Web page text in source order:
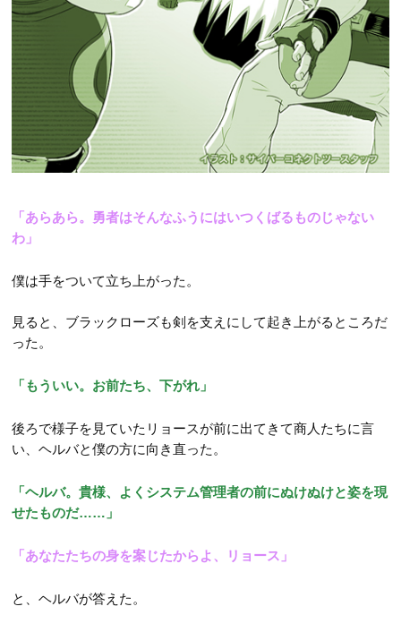
「あらあら。勇者はそんなふうにはいつくばるものじゃない
わ」
僕は手をついて立ち上がった。
見ると、ブラックローズも剣を支えにして起き上がるところだ
った。
「もういい。お前たち、下がれ」
後ろで様子を見ていたリョースが前に出てきて商人たちに言
い、ヘルバと僕の方に向き直った。
「ヘルバ。貴様、よくシステム管理者の前にぬけぬけと姿を現
せたものだ……」
「あなたたちの身を案じたからよ、リョース」
と、ヘルバが答えた。